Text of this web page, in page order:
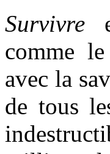
Survivre
comme
avec la
de tous